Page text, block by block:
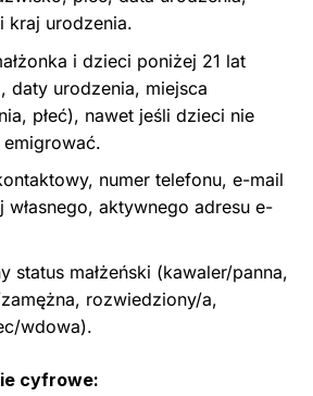
kraj urodzenia.
i dzieci poniżej 21 lat
daty urodzenia, miejsca
płeć), nawet jeśli dzieci nie
emigrować.
numer telefonu, e-mail
własnego, aktywnego adresu e-
status małżeński (kawaler/panna,
rozwiedziony/a,
wdowa).
cyfrowe: